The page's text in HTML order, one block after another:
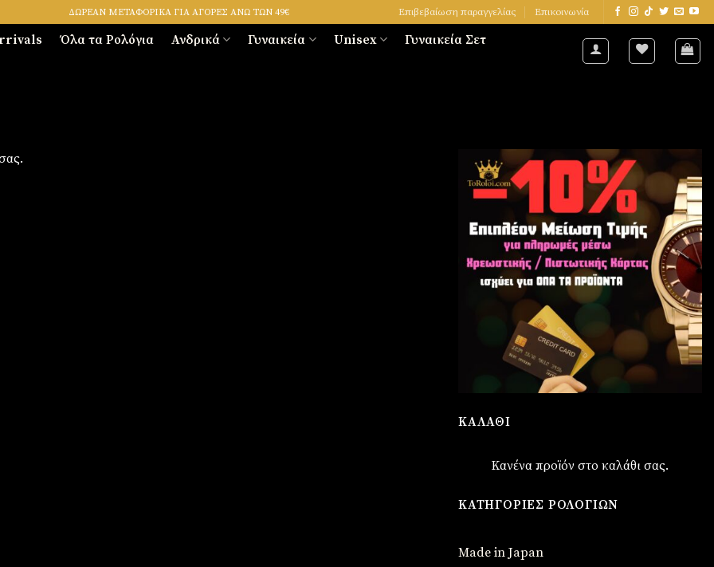
ΔΩΡΕΑΝ ΜΕΤΑΦΟΡΙΚΑ ΓΙΑ ΑΓΟΡΕΣ ΑΝΩ ΤΩΝ 49€ Επιβεβαίωση παραγγελίας Επικοινωνία
Όλα τα Ρολόγια Ανδρικά Γυναικεία Unisex
Γυναικεία Σετ
ΚΑΛΆΘΙ
Κανένα προϊόν στο καλάθι σας.
ΚΑΤΗΓΟΡΊΕΣ ΡΟΛΟΓΙΏΝ
Made in Japan